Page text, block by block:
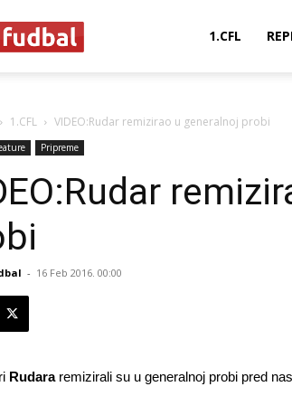
1.CFL
1.CFL VIDEO:Rudar remizirao u generalnoj probi
Pripreme
- 16 Feb 2016. 00:00
Rudararemizirali su u generalnoj probi pred